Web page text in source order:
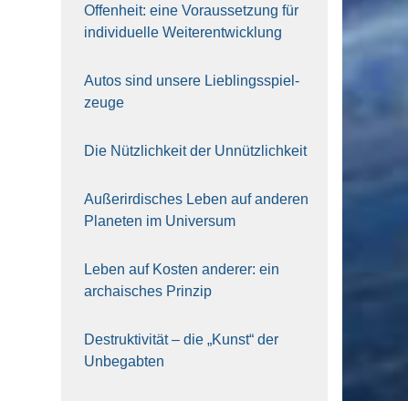
Offen­heit: eine Vor­aus­set­zung für
indi­vi­du­el­le Wei­ter­ent­wick­lung
Autos sind unse­re Lieb­lings­spiel­
zeu­ge
Die Nütz­lich­keit der Unnütz­lich­keit
Außer­ir­di­sches Leben auf ande­ren
Pla­ne­ten im Uni­ver­sum
Leben auf Kos­ten ande­rer: ein
archai­sches Prin­zip
Destruk­ti­vi­tät – die „Kunst“ der
Unbe­gab­ten